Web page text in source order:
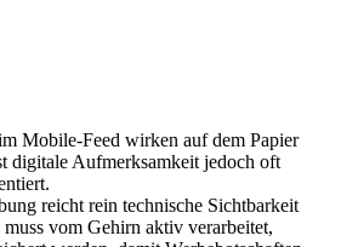
Mobile-Feed wirken auf dem Papier
digitale Aufmerksamkeit jedoch oft
reicht rein technische Sichtbarkeit
vom Gehirn aktiv verarbeitet,